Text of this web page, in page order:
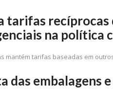
tarifas recíprocas
na política
mantém tarifas baseadas em
das embalagens